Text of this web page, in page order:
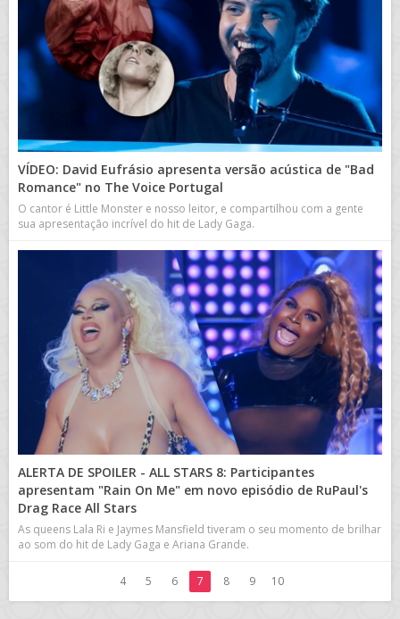
VÍDEO: David Eufrásio apresenta versão acústica de "Bad
Romance" no The Voice Portugal
O cantor é Little Monster e nosso leitor, e compartilhou com a gente
sua apresentação incrível do hit de Lady Gaga.
ALERTA DE SPOILER - ALL STARS 8: Participantes
apresentam "Rain On Me" em novo episódio de RuPaul's
Drag Race All Stars
As queens Lala Ri e Jaymes Mansfield tiveram o seu momento de brilhar
ao som do hit de Lady Gaga e Ariana Grande.
4 5 6 7 8 9 10